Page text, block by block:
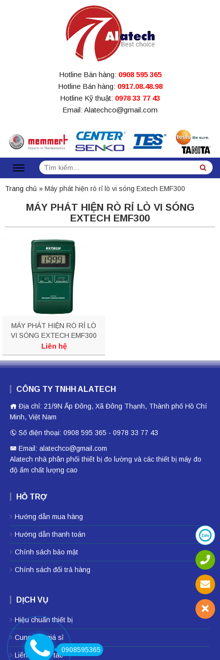
Hotline Bán hàng: 0908 595 365
Hotline Bán hàng: 0917.08.48.98
Hotline Kỹ thuật: 0978 33 77 43
Email: Alatechco@gmail.com
Tìm
kiếm:
Trang chủ » Máy phát hiện rò rỉ lò vi sóng Extech EMF300
MÁY PHÁT HIỆN RÒ RỈ LÒ VI SÓNG
EXTECH EMF300
MÁY PHÁT HIỆN RÒ RỈ LÒ
VI SÓNG EXTECH EMF300
Liên hệ
CÔNG TY TNHH ALATECH
Địa chỉ: 21/9N Ấp Đông, Xã Đông Thạnh, Thành phố Hồ Chí
Minh, Việt Nam
Số điện thoại: 0908 595 365 - 0978 33 77 43
Email: alatechco@gmail.com
Alatech nhà phân phối thiêt bị đo lường và các thiết bị máy đo
độ ẩm chất lượng cao
HỖ TRỢ
Hướng dẫn mua hàng
Hướng dẫn thanh toán
Chính sách bảo mật
Chính sách đổi trả hàng
DỊCH VỤ
Hiệu chuẩn thiết bị
Cung cấp giá sỉ
Liên hệ hợp tác
0908595365